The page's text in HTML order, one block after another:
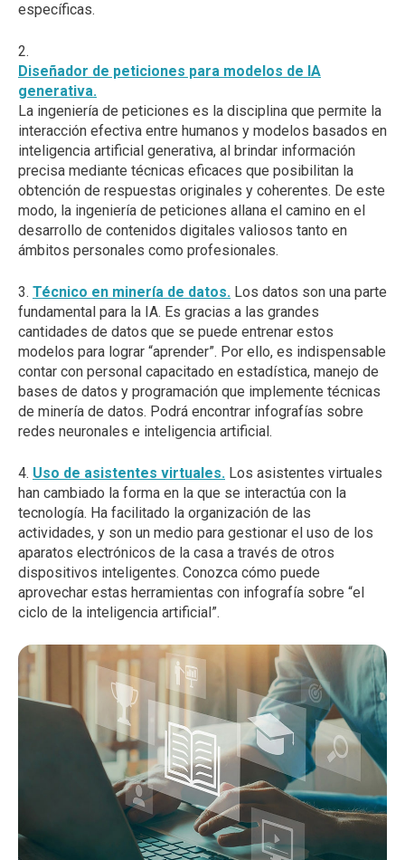
específicas.
2.
Diseñador de peticiones para modelos de IA
generativa.
La ingeniería de peticiones es la disciplina que permite la
interacción efectiva entre humanos y modelos basados en
inteligencia artificial generativa, al brindar información
precisa mediante técnicas eficaces que posibilitan la
obtención de respuestas originales y coherentes. De este
modo, la ingeniería de peticiones allana el camino en el
desarrollo de contenidos digitales valiosos tanto en
ámbitos personales como profesionales.
3. Técnico en minería de datos. Los datos son una parte
fundamental para la IA. Es gracias a las grandes
cantidades de datos que se puede entrenar estos
modelos para lograr “aprender”. Por ello, es indispensable
contar con personal capacitado en estadística, manejo de
bases de datos y programación que implemente técnicas
de minería de datos. Podrá encontrar infografías sobre
redes neuronales e inteligencia artificial.
4. Uso de asistentes virtuales. Los asistentes virtuales
han cambiado la forma en la que se interactúa con la
tecnología. Ha facilitado la organización de las
actividades, y son un medio para gestionar el uso de los
aparatos electrónicos de la casa a través de otros
dispositivos inteligentes. Conozca cómo puede
aprovechar estas herramientas con infografía sobre “el
ciclo de la inteligencia artificial”.